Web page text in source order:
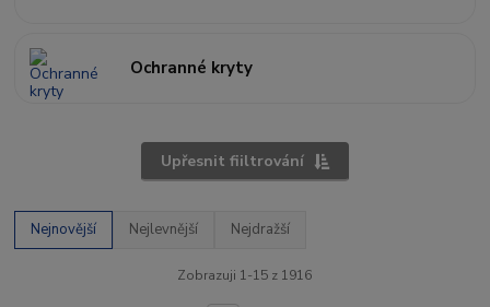
Ochranné kryty
Upřesnit fiiltrování
Nejnovější Nejlevnější Nejdražší
Zobrazuji 1-15 z 1916